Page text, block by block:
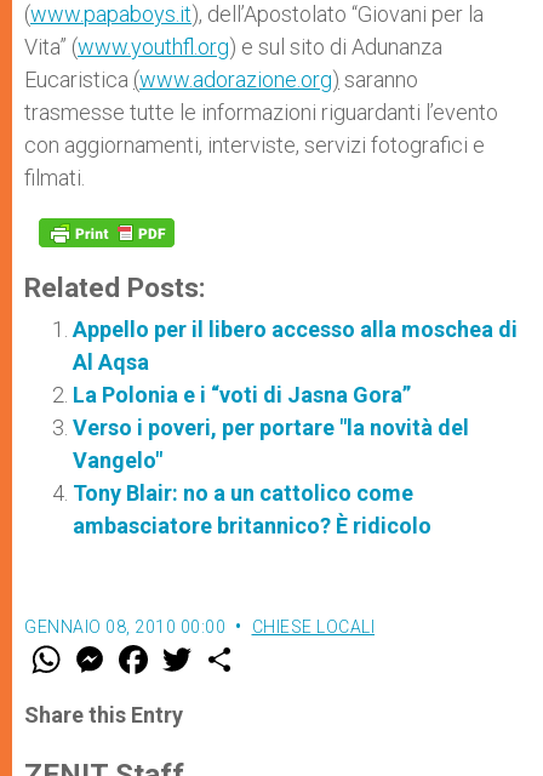
(www.papaboys.it), dell’Apostolato “Giovani per la
Vita” (www.youthfl.org) e sul sito di Adunanza
Eucaristica (www.adorazione.org) saranno
trasmesse tutte le informazioni riguardanti l’evento
con aggiornamenti, interviste, servizi fotografici e
filmati.
Related Posts:
Appello per il libero accesso alla moschea di
Al Aqsa
La Polonia e i “voti di Jasna Gora”
Verso i poveri, per portare "la novità del
Vangelo"
Tony Blair: no a un cattolico come
ambasciatore britannico? È ridicolo
GENNAIO 08, 2010 00:00 CHIESE LOCALI
W
t
s
p
M
e
s
e
g
F
a
e
b
o
w
Share this Entry